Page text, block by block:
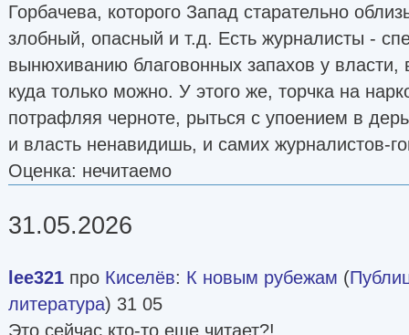
Горбачева, которого Запад старательно
злобный, опасный и т.д. Есть журналисты -
вынюхиванию благовонных запахов у власти,
куда только можно. У этого же, торчка на
потрафляя черноте, рыться с упоением в
и власть ненавидишь, и самих журналистов-
Оценка: нечитаемо
31.05.2026
lee321 про Киселёв: К новым рубежам (
литература) 31 05
Это сейчас кто-то еще читает?!